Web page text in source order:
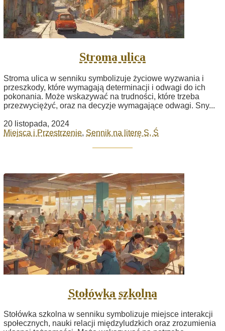
Stroma ulica
Stroma ulica w senniku symbolizuje życiowe wyzwania i
przeszkody, które wymagają determinacji i odwagi do ich
pokonania. Może wskazywać na trudności, które trzeba
przezwyciężyć, oraz na decyzje wymagające odwagi. Sny...
20 listopada, 2024
Miejsca i Przestrzenie, Sennik na literę S, Ś
Stołówka szkolna
Stołówka szkolna w senniku symbolizuje miejsce interakcji
społecznych, nauki relacji międzyludzkich oraz zrozumienia